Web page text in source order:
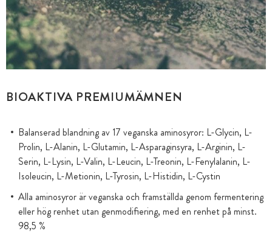
BIOAKTIVA PREMIUMÄMNEN
Balanserad blandning av 17 veganska aminosyror: L-Glycin, L-
Prolin, L-Alanin, L-Glutamin, L-Asparaginsyra, L-Arginin, L-
Serin, L-Lysin, L-Valin, L-Leucin, L-Treonin, L-Fenylalanin, L-
Isoleucin, L-Metionin, L-Tyrosin, L-Histidin, L-Cystin
Alla aminosyror är veganska och framställda genom fermentering
eller hög renhet utan genmodifiering, med en renhet på minst.
98,5 %